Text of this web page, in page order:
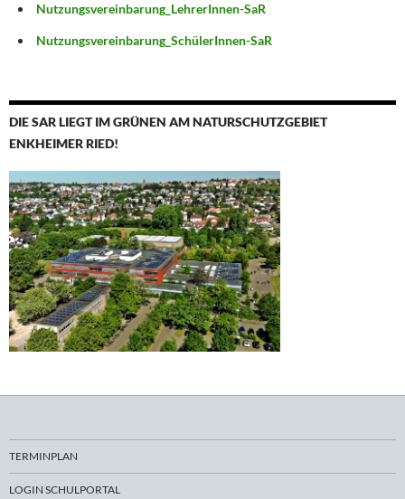
Nutzungsvereinbarung_LehrerInnen-SaR
Nutzungsvereinbarung_SchülerInnen-SaR
DIE SAR LIEGT IM GRÜNEN AM NATURSCHUTZGEBIET
ENKHEIMER RIED!
TERMINPLAN
LOGIN SCHULPORTAL